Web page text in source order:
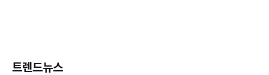
트렌드뉴스